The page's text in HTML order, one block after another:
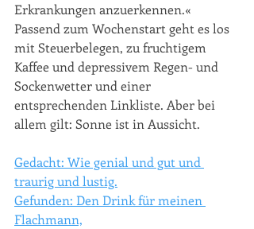
Erkrankungen anzuerkennen.«
Passend zum Wochenstart geht es los
mit Steuerbelegen, zu fruchtigem
Kaffee und depressivem Regen- und
Sockenwetter und einer
entsprechenden Linkliste. Aber bei
allem gilt: Sonne ist in Aussicht.
Gedacht: Wie genial und gut und
traurig und lustig.
Gefunden: Den Drink für meinen
Flachmann,